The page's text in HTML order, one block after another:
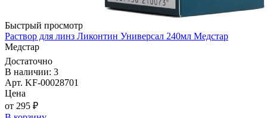
Быстрый просмотр
Раствор для линз Ликонтин Универсал 240мл Медстар
Медстар
Достаточно
В наличии: 3
Арт. KF-00028701
Цена
от 295 ₽